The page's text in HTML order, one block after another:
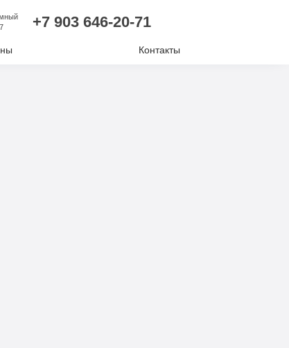
+7 903 646-20-71
Контакты